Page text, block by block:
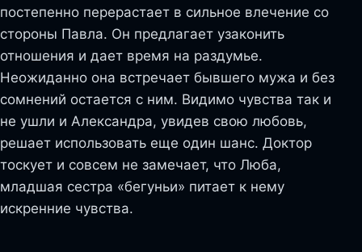
постепенно перерастает в сильное влечение со
стороны Павла. Он предлагает узаконить
отношения и дает время на раздумье.
Неожиданно она встречает бывшего мужа и без
сомнений остается с ним. Видимо чувства так и
не ушли и Александра, увидев свою любовь,
решает использовать еще один шанс. Доктор
тоскует и совсем не замечает, что Люба,
младшая сестра «бегуньи» питает к нему
искренние чувства.